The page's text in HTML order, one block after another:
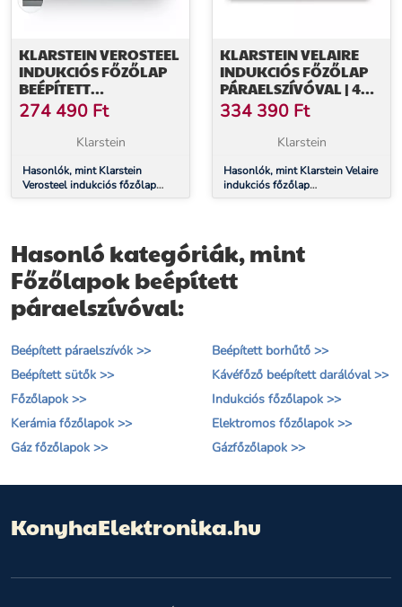
KLARSTEIN VEROSTEEL
INDUKCIÓS FŐZŐLAP
BEÉPÍTETT
PÁRAELSZÍVÓVAL,
ELEGÁNS,
MINIMALISTA, 8400W,
274 490 Ft
Klarstein
Hasonlók, mint Klarstein
Verosteel indukciós főzőlap
beépített páraelszívóval,
KLARSTEIN VELAIRE
INDUKCIÓS FŐZŐLAP
PÁRAELSZÍVÓVAL | 4
FŐZŐZÓNA | 8400 W |
80 CM
334 390 Ft
Klarstein
Hasonlók, mint Klarstein Velaire
indukciós főzőlap
páraelszívóval | 4 főzőzóna |
Hasonló kategóriák, mint
Főzőlapok beépített
páraelszívóval:
Beépített páraelszívók >>
Beépített borhűtő >>
Beépített sütők >>
Kávéfőző beépített darálóval >>
Főzőlapok >>
Indukciós főzőlapok >>
Kerámia főzőlapok >>
Elektromos főzőlapok >>
Gáz főzőlapok >>
Gázfőzőlapok >>
KonyhaElektronika.hu